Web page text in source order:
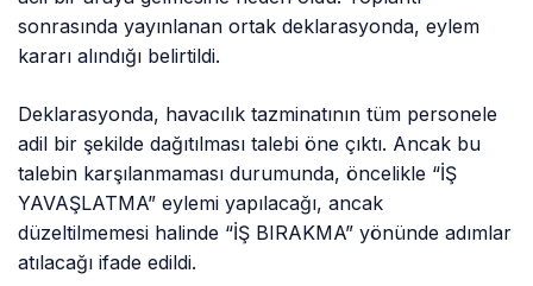
sonrasında yayınlanan ortak deklarasyonda, eylem
kararı alındığı belirtildi.
Deklarasyonda, havacılık tazminatının tüm personele
adil bir şekilde dağıtılması talebi öne çıktı. Ancak bu
talebin karşılanmaması durumunda, öncelikle “İŞ
YAVAŞLATMA” eylemi yapılacağı, ancak
düzeltilmemesi halinde “İŞ BIRAKMA” yönünde adımlar
atılacağı ifade edildi.